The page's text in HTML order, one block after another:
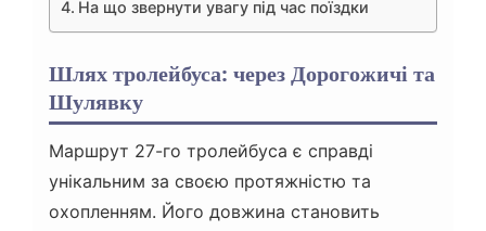
На що звернути увагу під час поїздки
Шлях тролейбуса: через Дорогожичі та
Шулявку
Маршрут 27-го тролейбуса є справді
унікальним за своєю протяжністю та
охопленням. Його довжина становить